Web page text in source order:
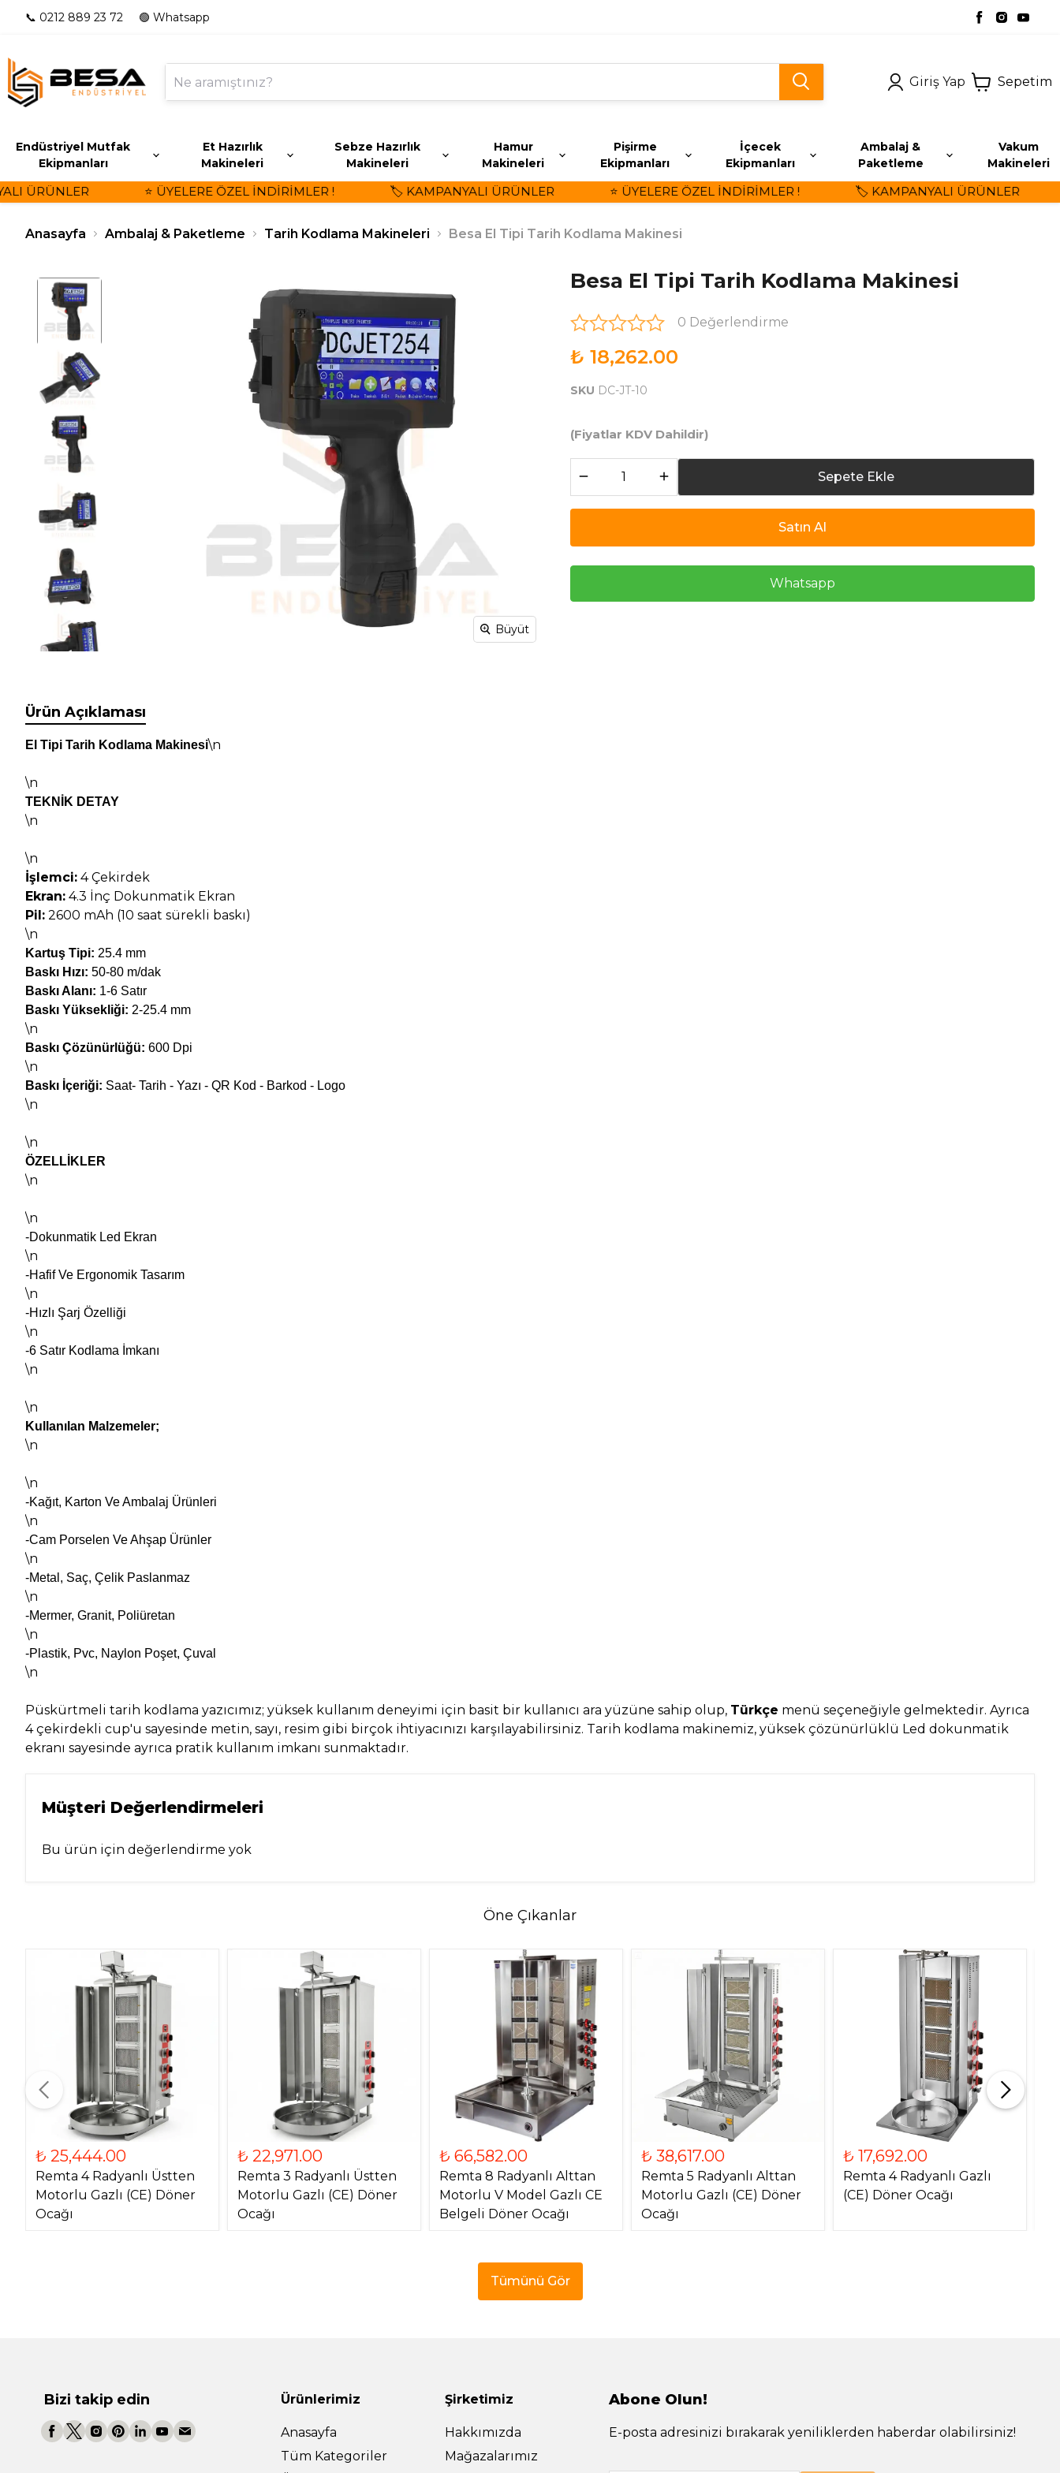
📞 0212 889 23 72 🟢 Whatsapp
Giriş Yap Sepetim
Endüstriyel Mutfak
Ekipmanları
Et Hazırlık
Makineleri
Sebze Hazırlık
Makineleri
Hamur
Makineleri
Pişirme
Ekipmanları
İçecek
Ekipmanları
Ambalaj &
Paketleme
Vakum
Makineleri
ÜRÜNLER ⭐ ÜYELERE ÖZEL İNDİRİMLER ! 🏷️ KAMPANYALI ÜRÜNLER ⭐ ÜYELERE ÖZEL İNDİRİMLER ! 🏷️ KAMPANYALI ÜRÜNLER
Anasayfa Ambalaj & Paketleme Tarih Kodlama Makineleri Besa El Tipi Tarih Kodlama Makinesi
Büyüt
Besa El Tipi Tarih Kodlama Makinesi
0 Değerlendirme
₺ 18,262.00
SKU DC-JT-10
(Fiyatlar KDV Dahildir)
Sepete Ekle
Satın Al
Whatsapp
Ürün Açıklaması
El Tipi Tarih Kodlama Makinesi\n
\n
TEKNİK DETAY
\n
\n
İşlemci: 4 Çekirdek
Ekran: 4.3 İnç Dokunmatik Ekran
Pil: 2600 mAh (10 saat sürekli baskı)
\n
Kartuş Tipi: 25.4 mm
Baskı Hızı: 50-80 m/dak
Baskı Alanı: 1-6 Satır
Baskı Yüksekliği: 2-25.4 mm
\n
Baskı Çözünürlüğü: 600 Dpi
\n
Baskı İçeriği: Saat- Tarih - Yazı - QR Kod - Barkod - Logo
\n
\n
ÖZELLİKLER
\n
\n
-Dokunmatik Led Ekran
\n
-Hafif Ve Ergonomik Tasarım
\n
-Hızlı Şarj Özelliği
\n
-6 Satır Kodlama İmkanı
\n
\n
Kullanılan Malzemeler;
\n
\n
-Kağıt, Karton Ve Ambalaj Ürünleri
\n
-Cam Porselen Ve Ahşap Ürünler
\n
-Metal, Saç, Çelik Paslanmaz
\n
-Mermer, Granit, Poliüretan
\n
-Plastik, Pvc, Naylon Poşet, Çuval
\n
Püskürtmeli tarih kodlama yazıcımız; yüksek kullanım deneyimi için basit bir kullanıcı ara yüzüne sahip olup, Türkçe menü seçeneğiyle gelmektedir. Ayrıca
4 çekirdekli cup'u sayesinde metin, sayı, resim gibi birçok ihtiyacınızı karşılayabilirsiniz. Tarih kodlama makinemiz, yüksek çözünürlüklü Led dokunmatik
ekranı sayesinde ayrıca pratik kullanım imkanı sunmaktadır.
Müşteri Değerlendirmeleri
Bu ürün için değerlendirme yok
Öne Çıkanlar
₺ 25,444.00
Remta 4 Radyanlı Üstten
Motorlu Gazlı (CE) Döner
Ocağı
₺ 22,971.00
Remta 3 Radyanlı Üstten
Motorlu Gazlı (CE) Döner
Ocağı
₺ 66,582.00
Remta 8 Radyanlı Alttan
Motorlu V Model Gazlı CE
Belgeli Döner Ocağı
₺ 38,617.00
Remta 5 Radyanlı Alttan
Motorlu Gazlı (CE) Döner
Ocağı
₺ 17,692.00
Remta 4 Radyanlı Gazlı
(CE) Döner Ocağı
Tümünü Gör
Bizi takip edin Ürünlerimiz
Anasayfa
Tüm Kategoriler
Şirketimiz
Hakkımızda
Mağazalarımız
Abone Olun!
E-posta adresinizi bırakarak yeniliklerden haberdar olabilirsiniz!